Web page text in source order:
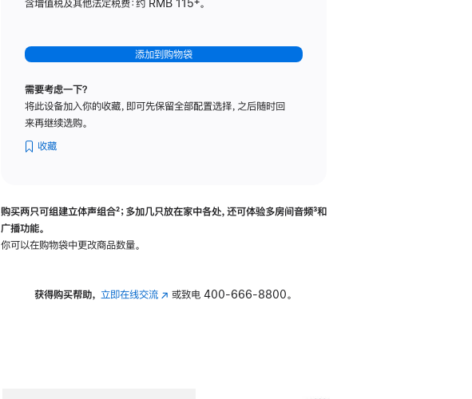
含增值税及其他法定税费：约 RMB 115‡。
添加到购物袋
需要考虑一下？
将此设备加入你的收藏，即可先保留全部配置选择，之后随时回
来再继续选购。
收藏
购买两只可组建立体声组合脚
²；多加几只放在家中各处，还可体验多‍房‍间音频脚
³和
广播功能。
你可以在购物袋中更改商品数量。
获得购买帮助， 立即在线交流(在 或致电 400-666-8800。